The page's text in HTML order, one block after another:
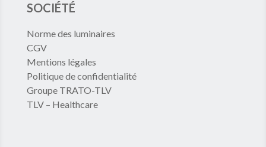
SOCIÉTÉ
Norme des luminaires
CGV
Mentions légales
Politique de confidentialité
Groupe TRATO-TLV
TLV – Healthcare